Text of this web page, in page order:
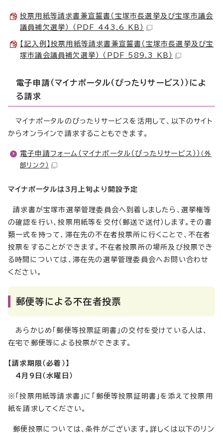
投票用紙等請求書兼宣誓書（宝塚市長選挙及び宝塚市議会
議員補欠選挙） （PDF 443.6 KB）
【記入例】投票用紙等請求書兼宣誓書（宝塚市長選挙及び宝
塚市議会議員補欠選挙） （PDF 589.3 KB）
電子申請（マイナポータル（ぴったりサービス））によ
る請求
マイナポータルのぴったりサービスを活用して、以下のサイト
からオンラインで請求することもできます。
電子申請フォーム（マイナポータル（ぴったりサービス）） （外
部リンク）
マイナポータルは3月上旬より開設予定
請求書が宝塚市選挙管理委員会へ到着しましたら、選挙権等
の確認を行い、投票用紙等を交付（郵送で送付）します。その書
類一式を持って、滞在先の不在者投票所に行くことで、不在者
投票をすることができます。不在者投票所の場所及び投票でき
る時間については、滞在先の選挙管理委員会へお問い合わせ
ください。
郵便等による不在者投票
あらかじめ「郵便等投票証明書」の交付を受けている人は、
在宅で郵便等による投票ができます。
【請求期限（必着）】
4月9 日（水曜日）
※「投票用紙等請求書」に「郵便等投票証明書」を添えて投票用
紙を請求してください。
郵便投票については、条件がございます。詳しくは以下のリン